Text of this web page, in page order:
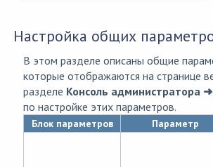
Настройка общих
В этом разделе описаны общие
которые отображаются на странице
разделе Консоль администратора ➜
по настройке этих параметров.
Блок параметров Параметр